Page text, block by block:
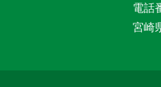
電話
宮崎